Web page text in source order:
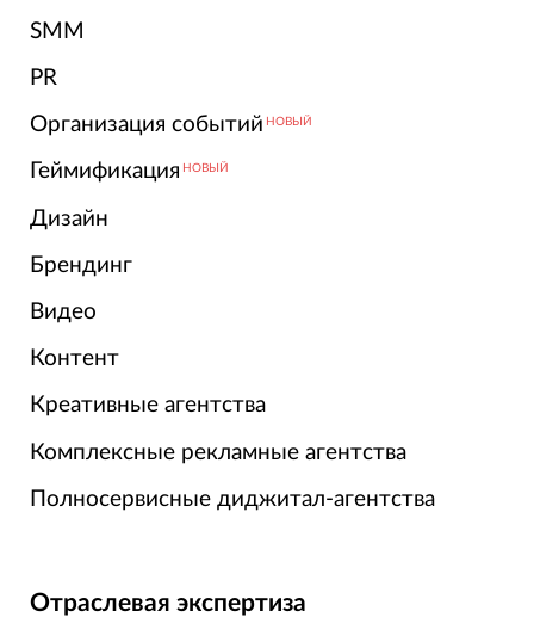
SMM
PR
Организация событий НОВЫЙ
Геймификация НОВЫЙ
Дизайн
Брендинг
Видео
Контент
Креативные агентства
Комплексные рекламные агентства
Полносервисные диджитал-агентства
Отраслевая экспертиза